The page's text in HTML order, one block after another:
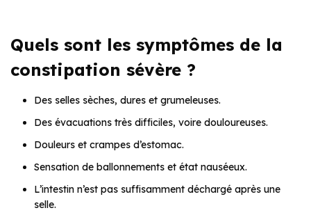
Quels sont les symptômes de la
constipation sévère ?
Des selles sèches, dures et grumeleuses.
Des évacuations très difficiles, voire douloureuses.
Douleurs et crampes d’estomac.
Sensation de ballonnements et état nauséeux.
L’intestin n’est pas suffisamment déchargé après une
selle.